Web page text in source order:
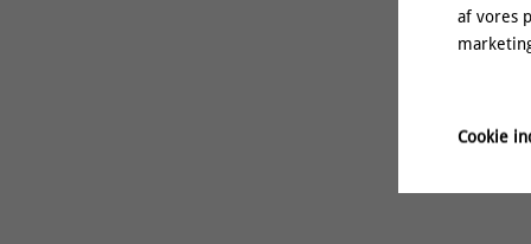
af vores
Cookie